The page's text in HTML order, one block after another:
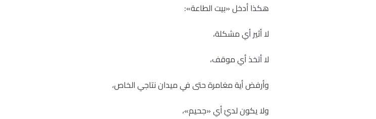
هكذا أدخل «بيت الطاعة»:
لا أثير أي مشكلة،
لا أتخذ أي موقف،
وأرفض أية مغامرة حتى في ميدان نتاجي الخاص،
ولا يكون لديّ أي «جحيم»،